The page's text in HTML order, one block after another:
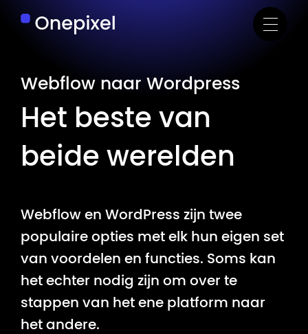
Webflow naar Wordpress
Het beste van
beide werelden
Webflow en WordPress zijn twee
populaire opties met elk hun eigen set
van voordelen en functies. Soms kan
het echter nodig zijn om over te
stappen van het ene platform naar
het andere.